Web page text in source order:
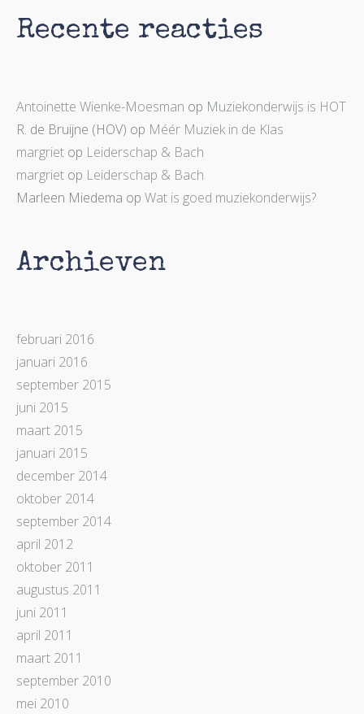
Recente reacties
Antoinette Wienke-Moesman op Muziekonderwijs is HOT
R. de Bruijne (HOV) op Méér Muziek in de Klas
margriet op Leiderschap & Bach
margriet op Leiderschap & Bach
Marleen Miedema op Wat is goed muziekonderwijs?
Archieven
februari 2016
januari 2016
september 2015
juni 2015
maart 2015
januari 2015
december 2014
oktober 2014
september 2014
april 2012
oktober 2011
augustus 2011
juni 2011
april 2011
maart 2011
september 2010
mei 2010